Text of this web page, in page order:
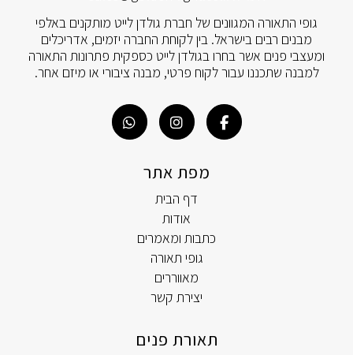
גופי התאורה המגוונים של חברת גולדן לייט מותקנים באלפי
מבנים רבים בישראל. בין לקוחת החברה יזמים, אדריכלים
ומעצבי פנים אשר בחרו בגולדן לייט כספקית פתרונות התאורה
למבנה שתכננו עבור לקוח פרטי, מבנה ציבורי או מיזם אחר.
מפת אתר
דף הבית
אודות
כתבות ומאמרים
גופי תאורה
מאווררים
יצירת קשר
תאורת פנים